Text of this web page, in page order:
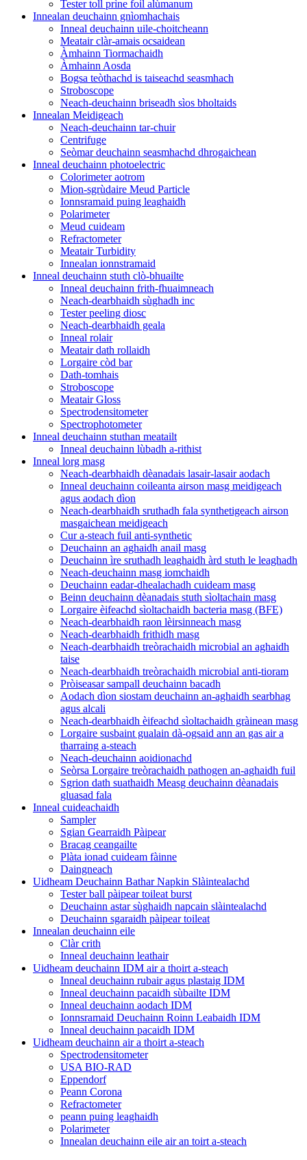
Tester toll prìne foil alùmanum
Innealan deuchainn gnìomhachais
Inneal deuchainn uile-choitcheann
Meatair clàr-amais ocsaidean
Àmhainn Tiormachaidh
Àmhainn Aosda
Bogsa teòthachd is taiseachd seasmhach
Stroboscope
Neach-deuchainn briseadh sìos bholtaids
Innealan Meidigeach
Neach-deuchainn tar-chuir
Centrifuge
Seòmar deuchainn seasmhachd dhrogaichean
Inneal deuchainn photoelectric
Colorimeter aotrom
Mion-sgrùdaire Meud Particle
Ionnsramaid puing leaghaidh
Polarimeter
Meud cuideam
Refractometer
Meatair Turbidity
Innealan ionnstramaid
Inneal deuchainn stuth clò-bhuailte
Inneal deuchainn frith-fhuaimneach
Neach-dearbhaidh sùghadh inc
Tester peeling diosc
Neach-dearbhaidh geala
Inneal rolair
Meatair dath rollaidh
Lorgaire còd bar
Dath-tomhais
Stroboscope
Meatair Gloss
Spectrodensitometer
Spectrophotometer
Inneal deuchainn stuthan meatailt
Inneal deuchainn lùbadh a-rithist
Inneal lorg masg
Neach-dearbhaidh dèanadais lasair-lasair aodach
Inneal deuchainn coileanta airson masg meidigeach
agus aodach dìon
Neach-dearbhaidh sruthadh fala synthetigeach airson
masgaichean meidigeach
Cur a-steach fuil anti-synthetic
Deuchainn an aghaidh anail masg
Deuchainn ìre sruthadh leaghaidh àrd stuth le leaghadh
Neach-deuchainn masg iomchaidh
Deuchainn eadar-dhealachadh cuideam masg
Beinn deuchainn dèanadais stuth sìoltachain masg
Lorgaire èifeachd sìoltachaidh bacteria masg (BFE)
Neach-dearbhaidh raon lèirsinneach masg
Neach-dearbhaidh frithidh masg
Neach-dearbhaidh treòrachaidh microbial an aghaidh
taise
Neach-dearbhaidh treòrachaidh microbial anti-tioram
Pròiseasar sampall deuchainn bacadh
Aodach dìon siostam deuchainn an-aghaidh searbhag
agus alcali
Neach-dearbhaidh èifeachd sìoltachaidh gràinean masg
Lorgaire susbaint gualain dà-ogsaid ann an gas air a
tharraing a-steach
Neach-deuchainn aoidionachd
Seòrsa Lorgaire treòrachaidh pathogen an-aghaidh fuil
Sgrion dath suathaidh Measg deuchainn dèanadais
gluasad fala
Inneal cuideachaidh
Sampler
Sgian Gearraidh Pàipear
Bracag ceangailte
Plàta ionad cuideam fàinne
Daingneach
Uidheam Deuchainn Bathar Napkin Slàintealachd
Tester ball pàipear toileat burst
Deuchainn astar sùghaidh napcain slàintealachd
Deuchainn sgaraidh pàipear toileat
Innealan deuchainn eile
Clàr crith
Inneal deuchainn leathair
Uidheam deuchainn IDM air a thoirt a-steach
Inneal deuchainn rubair agus plastaig IDM
Inneal deuchainn pacaidh sùbailte IDM
Inneal deuchainn aodach IDM
Ionnsramaid Deuchainn Roinn Leabaidh IDM
Inneal deuchainn pacaidh IDM
Uidheam deuchainn air a thoirt a-steach
Spectrodensitometer
USA BIO-RAD
Eppendorf
Peann Corona
Refractometer
peann puing leaghaidh
Polarimeter
Innealan deuchainn eile air an toirt a-steach